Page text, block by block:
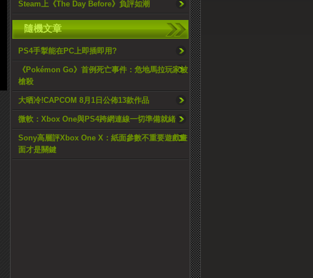
Steam上《The Day Before》負評如潮
隨機文章
PS4手掣能在PC上即插即用?
《Pokémon Go》首例死亡事件：危地馬拉玩家被
槍殺
大晒冷!CAPCOM 8月1日公佈13款作品
微軟：Xbox One與PS4跨網連線一切準備就緒
Sony高層評Xbox One X：紙面參數不重要遊戲畫
面才是關鍵